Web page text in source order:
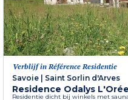
Verblijf in Référence Residentie
Savoie
Saint Sorlin d'Arves
Residence Odalys
Residentie dicht bij winkels met